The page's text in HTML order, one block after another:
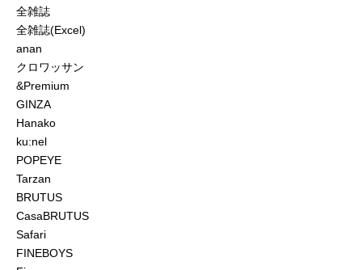
全雑誌
全雑誌(Excel)
anan
クロワッサン
&Premium
GINZA
Hanako
ku:nel
POPEYE
Tarzan
BRUTUS
CasaBRUTUS
Safari
FINEBOYS